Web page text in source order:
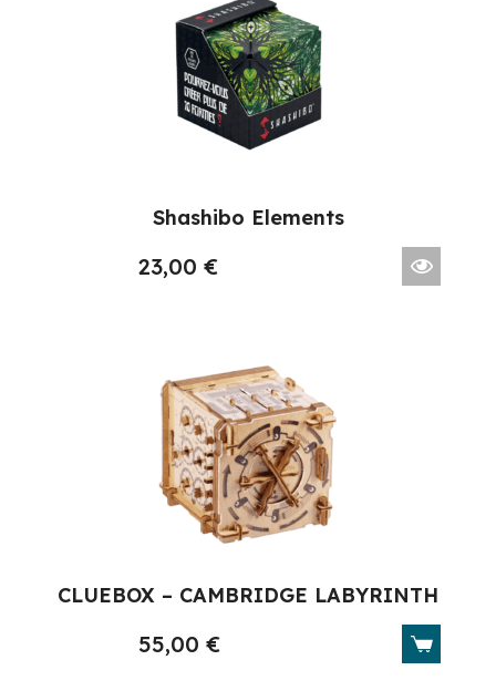
Shashibo Elements
23,00€
CLUEBOX – CAMBRIDGE LABYRINTH
55,00€